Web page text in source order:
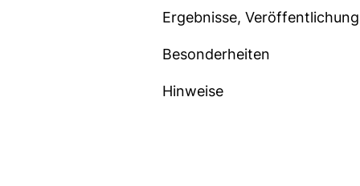
Ergebnisse,
Besonderheiten
Hinweise